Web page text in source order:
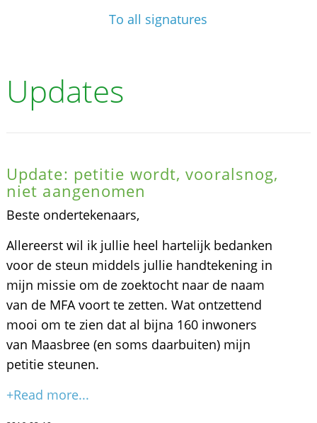
To all signatures
Updates
Update: petitie wordt, vooralsnog,
niet aangenomen
Beste ondertekenaars,
Allereerst wil ik jullie heel hartelijk bedanken
voor de steun middels jullie handtekening in
mijn missie om de zoektocht naar de naam
van de MFA voort te zetten. Wat ontzettend
mooi om te zien dat al bijna 160 inwoners
van Maasbree (en soms daarbuiten) mijn
petitie steunen.
+Read more...